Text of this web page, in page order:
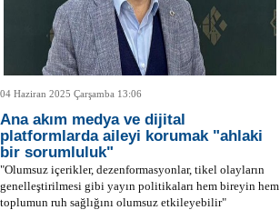
04 Haziran 2025 Çarşamba 13:06
Ana akım medya ve dijital
platformlarda aileyi korumak "ahlaki
bir sorumluluk"
"Olumsuz içerikler, dezenformasyonlar, tikel olayların
genelleştirilmesi gibi yayın politikaları hem bireyin hem
toplumun ruh sağlığını olumsuz etkileyebilir"